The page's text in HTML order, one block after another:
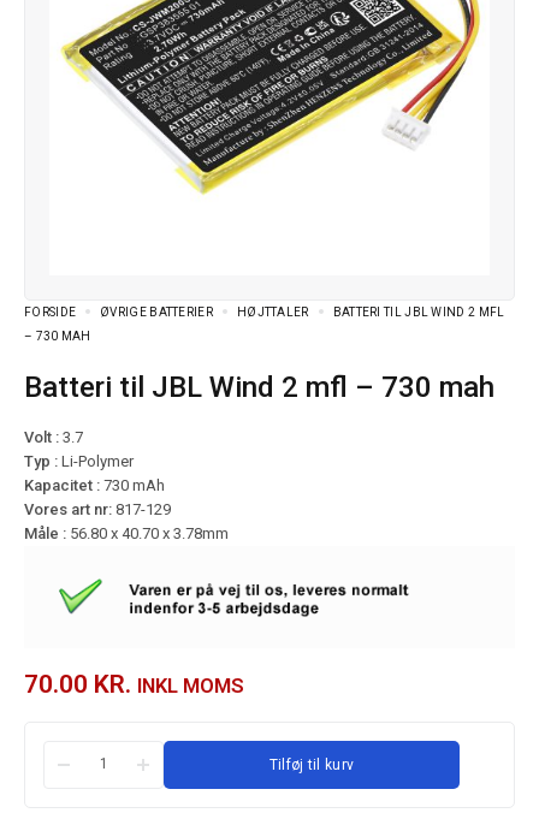
FORSIDE ØVRIGE BATTERIER HØJTTALER
BATTERI TIL JBL WIND 2 MFL
– 730 MAH
Batteri til JBL Wind 2 mfl – 730 mah
Volt : 3.7
Typ : Li-Polymer
Kapacitet : 730 mAh
Vores art nr: 817-129
Måle : 56.80 x 40.70 x 3.78mm
70.00 KR. INKL MOMS
Tilføj til kurv